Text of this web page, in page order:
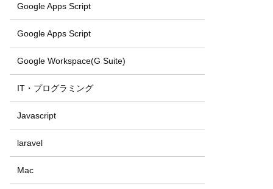
Google Apps Script
Google Apps Script
Google Workspace(G Suite)
IT・プログラミング
Javascript
laravel
Mac